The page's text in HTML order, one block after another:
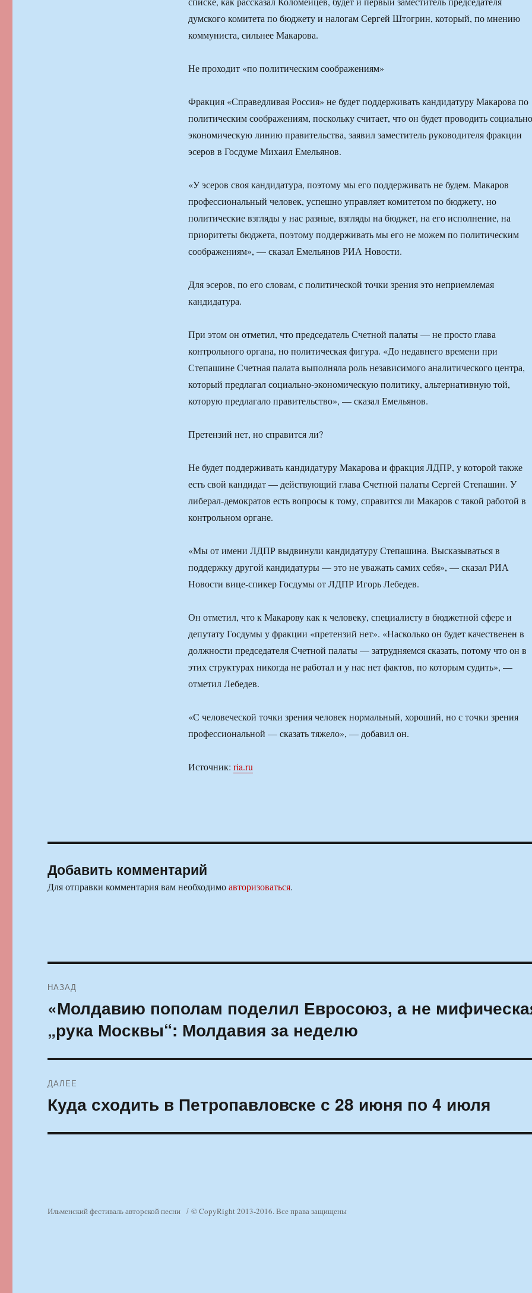
думского комитета по бюджету и налогам Сергей Штогрин, который, по мнению
коммуниста, сильнее Макарова.
Не проходит «по политическим соображениям»
Фракция «Справедливая Россия» не будет поддерживать кандидатуру Макарова по
политическим соображениям, поскольку считает, что он будет проводить
экономическую линию правительства, заявил заместитель руководителя фракции
эсеров в Госдуме Михаил Емельянов.
«У эсеров своя кандидатура, поэтому мы его поддерживать не будем. Макаров
профессиональный человек, успешно управляет комитетом по бюджету, но
политические взгляды у нас разные, взгляды на бюджет, на его исполнение, на
приоритеты бюджета, поэтому поддерживать мы его не можем по политическим
соображениям», — сказал Емельянов РИА Новости.
Для эсеров, по его словам, с политической точки зрения это неприемлемая
кандидатура.
При этом он отметил, что председатель Счетной палаты — не просто глава
контрольного органа, но политическая фигура. «До недавнего времени при
Степашине Счетная палата выполняла роль независимого аналитического центра,
который предлагал социально-экономическую политику, альтернативную той,
которую предлагало правительство», — сказал Емельянов.
Претензий нет, но справится ли?
Не будет поддерживать кандидатуру Макарова и фракция ЛДПР, у которой также
есть свой кандидат — действующий глава Счетной палаты Сергей Степашин. У
либерал-демократов есть вопросы к тому, справится ли Макаров с такой работой в
контрольном органе.
«Мы от имени ЛДПР выдвинули кандидатуру Степашина. Высказываться в
поддержку другой кандидатуры — это не уважать самих себя», — сказал РИА
Новости вице-спикер Госдумы от ЛДПР Игорь Лебедев.
Он отметил, что к Макарову как к человеку, специалисту в бюджетной сфере и
депутату Госдумы у фракции «претензий нет». «Насколько он будет качественен в
должности председателя Счетной палаты — затрудняемся сказать, потому что он в
этих структурах никогда не работал и у нас нет фактов, по которым судить», —
отметил Лебедев.
«С человеческой точки зрения человек нормальный, хороший, но с точки зрения
профессиональной — сказать тяжело», — добавил он.
Источник: ria.ru
Добавить комментарий
Для отправки комментария вам необходимоавторизоваться.
по
записям
НАЗАД
Предыдущая
«Молдавию пополам поделил Евросоюз, а не
„рука Москвы“: Молдавия за неделю
ДАЛЕЕ
Следующая
запись:
Куда сходить в Петропавловске с 28 июня по 4 июля
Ильменский фестиваль авторской песни © CopyRight 2013-2016. Все права защищены